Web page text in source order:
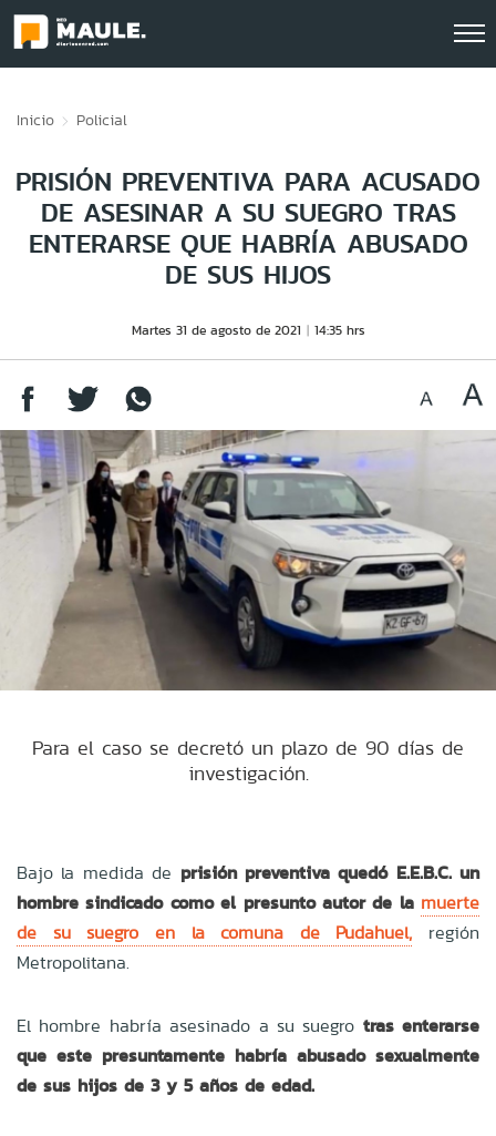
Inicio Policial
PRISIÓN PREVENTIVA PARA ACUSADO
DE ASESINAR A SU SUEGRO TRAS
ENTERARSE QUE HABRÍA ABUSADO
DE SUS HIJOS
Martes 31 de agosto de 2021 14:35 hrs
Para el caso se decretó un plazo de 90 días de
investigación.
Bajo la medida de prisión preventiva quedó E.E.B.C. un
hombre sindicado como el presunto autor de la muerte
de su suegro en la comuna de Pudahuel, región
Metropolitana.
El hombre habría asesinado a su suegro tras enterarse
que este presuntamente habría abusado sexualmente
de sus hijos de 3 y 5 años de edad.